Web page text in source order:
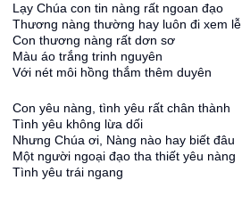
Lạy Chúa con tin nàng rất ngoan đạo
Thương nàng thường hay luôn đi xem lễ
Con thương nàng rất dơn sơ
Màu áo trắng trinh nguyên
Với nét môi hồng thắm thêm duyên
Con yêu nàng, tình yêu rất chân thành
Tình yêu không lừa dối
Nhưng Chúa ơi, Nàng nào hay biết đâu
Một người ngoại đạo tha thiết yêu nàng
Tình yêu trái ngang